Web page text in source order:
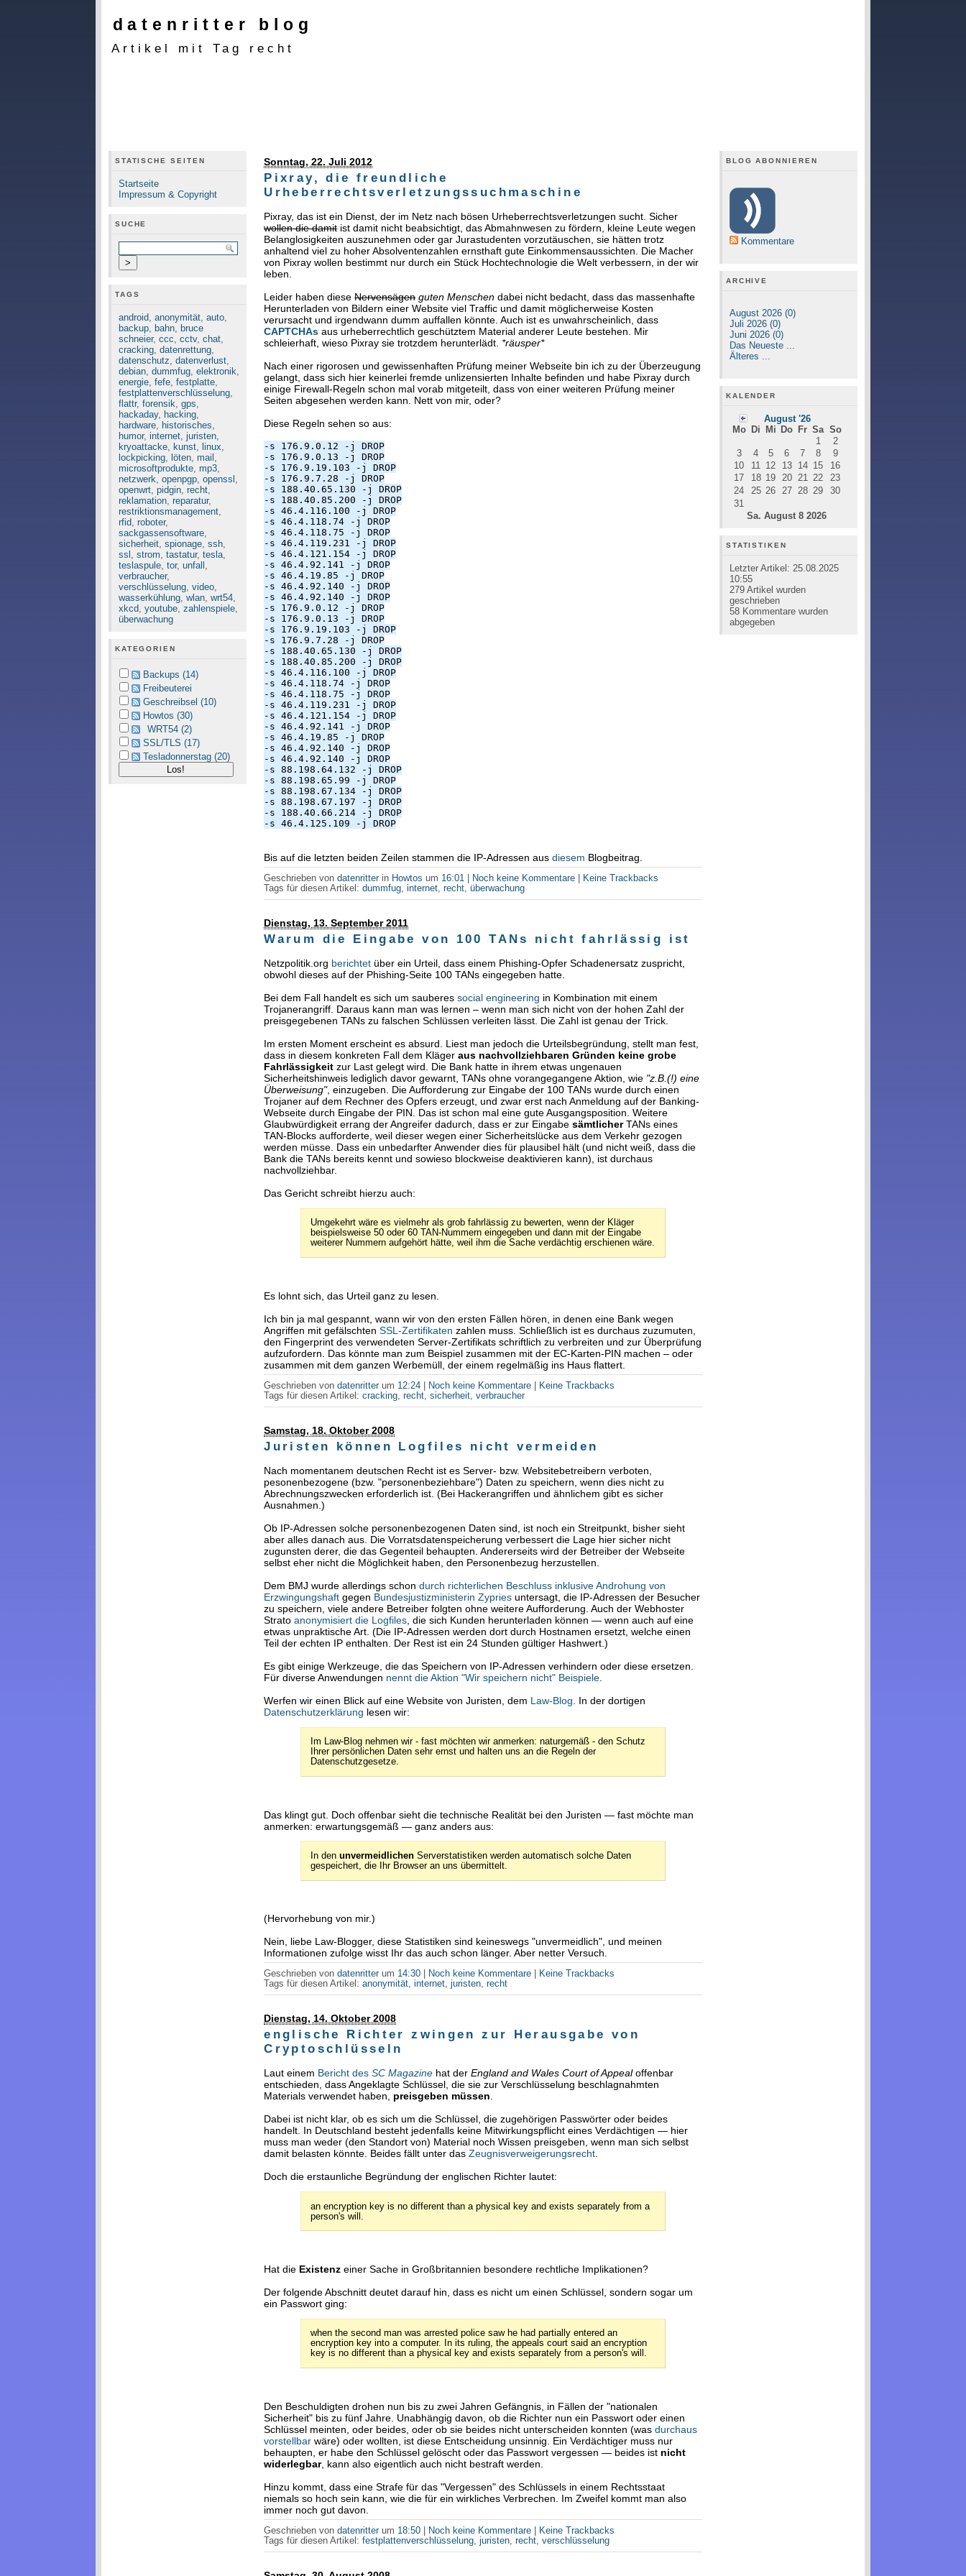
datenritter blog
Artikel mit Tag recht
STATISCHE SEITEN
Startseite
Impressum & Copyright
SUCHE
TAGS
android, anonymität, auto,
backup, bahn, bruce
schneier, ccc, cctv, chat,
cracking, datenrettung,
datenschutz, datenverlust,
debian, dummfug, elektronik,
energie, fefe, festplatte,
festplattenverschlüsselung,
flattr, forensik, gps,
hackaday, hacking,
hardware, historisches,
humor, internet, juristen,
kryoattacke, kunst, linux,
lockpicking, löten, mail ,
microsoftprodukte, mp3,
netzwerk, openpgp, openssl ,
openwrt, pidgin, recht,
reklamation, reparatur,
restriktionsmanagement,
rfid, roboter,
sackgassensoftware,
sicherheit, spionage, ssh,
ssl , strom, tastatur, tesla,
teslaspule, tor, unfall ,
verbraucher,
verschlüsselung, video,
wasserkühlung, wlan, wrt54,
xkcd, youtube, zahlenspiele,
überwachung
KATEGORIEN
Backups (14)
Freibeuterei
Geschreibsel (10)
Howtos (30)
WRT54 (2)
SSL/TLS (17)
Tesladonnerstag (20)
Sonntag, 22. Juli 2012
Pixray, die freundliche
Urheberrechtsverletzungssuchmaschine
Pixray, das ist ein Dienst, der im Netz nach bösen Urheberrechtsverletzungen sucht. Sicher
wollen die damitist damit nicht beabsichtigt, das Abmahnwesen zu fördern, kleine Leute wegen
Belanglosigkeiten auszunehmen oder gar Jurastudenten vorzutäuschen, sie hätten trotz
anhaltend viel zu hoher Absolventenzahlen ernsthaft gute Einkommensaussichten. Die Macher
von Pixray wollen bestimmt nur durch ein Stück Hochtechnologie die Welt verbessern, in der wir
leben.
Leider haben dieseNervensägen guten Menschen dabei nicht bedacht, dass das massenhafte
Herunterladen von Bildern einer Website viel Traffic und damit möglicherweise Kosten
verursacht und irgendwann dumm auffallen könnte. Auch ist es unwahrscheinlich, dass
CAPTCHAs aus urheberrechtlich geschütztem Material anderer Leute bestehen. Mir
schleierhaft, wieso Pixray sie trotzdem herunterlädt. *räusper*
Nach einer rigorosen und gewissenhaften Prüfung meiner Webseite bin ich zu der Überzeugung
gelangt, dass sich hier keinerlei fremde unlizensierten Inhalte befinden und habe Pixray durch
einige Firewall-Regeln schon mal vorab mitgeteilt, dass von einer weiteren Prüfung meiner
Seiten abgesehen werden kann. Nett von mir, oder?
Diese Regeln sehen so aus:
-s 176.9.0.12 -j DROP
-s 176.9.0.13 -j DROP
-s 176.9.19.103 -j DROP
-s 176.9.7.28 -j DROP
-s 188.40.65.130 -j DROP
-s 188.40.85.200 -j DROP
-s 46.4.116.100 -j DROP
-s 46.4.118.74 -j DROP
-s 46.4.118.75 -j DROP
-s 46.4.119.231 -j DROP
-s 46.4.121.154 -j DROP
-s 46.4.92.141 -j DROP
-s 46.4.19.85 -j DROP
-s 46.4.92.140 -j DROP
-s 46.4.92.140 -j DROP
-s 176.9.0.12 -j DROP
-s 176.9.0.13 -j DROP
-s 176.9.19.103 -j DROP
-s 176.9.7.28 -j DROP
-s 188.40.65.130 -j DROP
-s 188.40.85.200 -j DROP
-s 46.4.116.100 -j DROP
-s 46.4.118.74 -j DROP
-s 46.4.118.75 -j DROP
-s 46.4.119.231 -j DROP
-s 46.4.121.154 -j DROP
-s 46.4.92.141 -j DROP
-s 46.4.19.85 -j DROP
-s 46.4.92.140 -j DROP
-s 46.4.92.140 -j DROP
-s 88.198.64.132 -j DROP
-s 88.198.65.99 -j DROP
-s 88.198.67.134 -j DROP
-s 88.198.67.197 -j DROP
-s 188.40.66.214 -j DROP
-s 46.4.125.109 -j DROP
Bis auf die letzten beiden Zeilen stammen die IP-Adressen ausdiesem Blogbeitrag.
Geschrieben vondatenritterin Howtos um 16:01 Noch keine Kommentare
Keine Trackbacks
Tags für diesen Artikel:dummfug,internet,recht,überwachung
Dienstag, 13. September 2011
Warum die Eingabe von 100 TANs nicht fahrlässig ist
Netzpolitik.org berichtet über ein Urteil, dass einem Phishing-Opfer Schadenersatz zuspricht,
obwohl dieses auf der Phishing-Seite 100 TANs eingegeben hatte.
Bei dem Fall handelt es sich um sauberessocial engineering in Kombination mit einem
Trojanerangriff. Daraus kann man was lernen – wenn man sich nicht von der hohen Zahl der
preisgegebenen TANs zu falschen Schlüssen verleiten lässt. Die Zahl ist genau der Trick.
Im ersten Moment erscheint es absurd. Liest man jedoch die Urteilsbegründung, stellt man fest,
dass in diesem konkreten Fall dem Klägeraus nachvollziehbaren Gründen keine grobe
Fahrlässigkeit zur Last gelegt wird. Die Bank hatte in ihrem etwas ungenauen
Sicherheitshinweis lediglich davor gewarnt, TANs ohne vorangegangene Aktion, wie "z.B.(!) eine
Überweisung", einzugeben. Die Aufforderung zur Eingabe der 100 TANs wurde durch einen
Trojaner auf dem Rechner des Opfers erzeugt, und zwar erst nach Anmeldung auf der Banking-
Webseite durch Eingabe der PIN. Das ist schon mal eine gute Ausgangsposition. Weitere
Glaubwürdigkeit errang der Angreifer dadurch, dass er zur EingabesämtlicherTANs eines
TAN-Blocks aufforderte, weil dieser wegen einer Sicherheitslücke aus dem Verkehr gezogen
werden müsse. Dass ein unbedarfter Anwender dies für plausibel hält (und nicht weiß, dass die
Bank die TANs bereits kennt und sowieso blockweise deaktivieren kann), ist durchaus
nachvollziehbar.
Das Gericht schreibt hierzu auch:
Umgekehrt wäre es vielmehr als grob fahrlässig zu bewerten, wenn der Kläger
beispielsweise 50 oder 60 TAN-Nummern eingegeben und dann mit der Eingabe
weiterer Nummern aufgehört hätte, weil ihm die Sache verdächtig erschienen wäre.
Es lohnt sich, das Urteil ganz zu lesen.
Ich bin ja mal gespannt, wann wir von den ersten Fällen hören, in denen eine Bank wegen
Angriffen mit gefälschtenSSL-Zertifikaten zahlen muss. Schließlich ist es durchaus zuzumuten,
den Fingerprint des verwendeten Server-Zertifikats schriftlich zu verbreiten und zur Überprüfung
aufzufordern. Das könnte man zum Beispiel zusammen mit der EC-Karten-PIN machen – oder
zusammen mit dem ganzen Werbemüll, der einem regelmäßig ins Haus flattert.
Geschrieben vondatenritterum 12:24 Noch keine Kommentare
Keine Trackbacks
Tags für diesen Artikel:cracking ,recht ,sicherheit ,verbraucher
Samstag, 18. Oktober 2008
Juristen können Logfiles nicht vermeiden
Nach momentanem deutschen Recht ist es Server- bzw. Websitebetreibern verboten,
pesonenbezogene (bzw. "personenbeziehbare") Daten zu speichern, wenn dies nicht zu
Abrechnungszwecken erforderlich ist. (Bei Hackerangriffen und ähnlichem gibt es sicher
Ausnahmen.)
Ob IP-Adressen solche personenbezogenen Daten sind, ist noch ein Streitpunkt, bisher sieht
aber alles danach aus. Die Vorratsdatenspeicherung verbessert die Lage hier sicher nicht
zugunsten derer, die das Gegenteil behaupten. Andererseits wird der Betreiber der Webseite
selbst eher nicht die Möglichkeit haben, den Personenbezug herzustellen.
Dem BMJ wurde allerdings schondurch richterlichen Beschluss inklusive Androhung von
Erzwingungshaft gegen Bundesjustizministerin Zypries untersagt, die IP-Adressen der Besucher
zu speichern, viele andere Betreiber folgten ohne weitere Aufforderung. Auch der Webhoster
Stratoanonymisiert die Logfiles , die sich Kunden herunterladen können — wenn auch auf eine
etwas unpraktische Art. (Die IP-Adressen werden dort durch Hostnamen ersetzt, welche einen
Teil der echten IP enthalten. Der Rest ist ein 24 Stunden gültiger Hashwert.)
Es gibt einige Werkzeuge, die das Speichern von IP-Adressen verhindern oder diese ersetzen.
Für diverse Anwendungen nennt die Aktion "Wir speichern nicht" Beispiele
Werfen wir einen Blick auf eine Website von Juristen, dem Law-Blog . In der dortigen
Datenschutzerklärung lesen wir:
Im Law-Blog nehmen wir - fast möchten wir anmerken: naturgemäß - den Schutz
Ihrer persönlichen Daten sehr ernst und halten uns an die Regeln der
Datenschutzgesetze.
Das klingt gut. Doch offenbar sieht die technische Realität bei den Juristen — fast möchte man
anmerken: erwartungsgemäß — ganz anders aus:
In den unvermeidlichenServerstatistiken werden automatisch solche Daten
gespeichert, die Ihr Browser an uns übermittelt.
(Hervorhebung von mir.)
Nein, liebe Law-Blogger, diese Statistiken sind keineswegs "unvermeidlich", und meinen
Informationen zufolge wisst Ihr das auch schon länger. Aber netter Versuch.
Geschrieben vondatenritterum 14:30 Noch keine Kommentare
Keine Trackbacks
Tags für diesen Artikel:anonymität,internet,juristen,recht
Dienstag, 14. Oktober 2008
englische Richter zwingen zur Herausgabe von
Cryptoschlüsseln
Laut einem Bericht desSC Magazine hat derEngland and Wales Court of Appealoffenbar
entschieden, dass Angeklagte Schlüssel, die sie zur Verschlüsselung beschlagnahmten
Materials verwendet haben, preisgeben müssen.
Dabei ist nicht klar, ob es sich um die Schlüssel, die zugehörigen Passwörter oder beides
handelt. In Deutschland besteht jedenfalls keine Mitwirkungspflicht eines Verdächtigen — hier
muss man weder (den Standort von) Material noch Wissen preisgeben, wenn man sich selbst
damit belasten könnte. Beides fällt unter dasZeugnisverweigerungsrecht.
Doch die erstaunliche Begründung der englischen Richter lautet:
an encryption key is no different than a physical key and exists separately from a
person's will.
Hat die Existenz einer Sache in Großbritannien besondere rechtliche Implikationen?
Der folgende Abschnitt deutet darauf hin, dass es nicht um einen Schlüssel, sondern sogar um
ein Passwort ging:
when the second man was arrested police saw he had partially entered an
encryption key into a computer. In its ruling, the appeals court said an encryption
key is no different than a physical key and exists separately from a person's will.
Den Beschuldigten drohen nun bis zu zwei Jahren Gefängnis, in Fällen der "nationalen
Sicherheit" bis zu fünf Jahre. Unabhängig davon, ob die Richter nun ein Passwort oder einen
Schlüssel meinten, oder beides, oder ob sie beides nicht unterscheiden konnten (wasdurchaus
vorstellbar wäre) oder wollten, ist diese Entscheidung unsinnig. Ein Verdächtiger muss nur
behaupten, er habe den Schlüssel gelöscht oder das Passwort vergessen — beides ist nicht
widerlegbar, kann also eigentlich auch nicht bestraft werden.
Hinzu kommt, dass eine Strafe für das "Vergessen" des Schlüssels in einem Rechtsstaat
niemals so hoch sein kann, wie die für ein wirkliches Verbrechen. Im Zweifel kommt man also
immer noch gut davon.
Geschrieben vondatenritterum 18:50 Noch keine Kommentare
Keine Trackbacks
Tags für diesen Artikel:festplattenverschlüsselung ,juristen ,recht ,verschlüsselung
BLOG ABONNIEREN
Kommentare
ARCHIVE
August 2026 (0)
Juli 2026 (0)
Juni 2026 (0)
Das Neueste ...
Älteres ...
KALENDER
August '26
Mo
Di Mi Do Fr Sa So
Sa. August 8 2026
1
2
3
4 5 6 7 8
9
10
11 12 13 14 15
16
17
18 19 20 21 22
23
24
25 26 27 28 29
30
31
STATISTIKEN
Letzter Artikel: 25.08.2025
10:55
279Artikel wurden
geschrieben
58Kommentare wurden
abgegeben